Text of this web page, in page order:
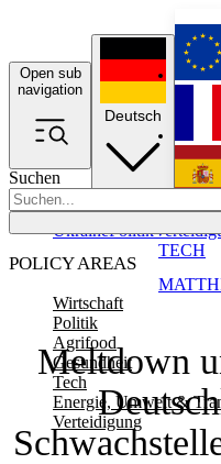
Open sub
navigation
Suchen
POLICY AREAS
Wirtschaft
Politik
Agrifood
Gesundheit
Tech
Energie, Umwelt &
Verteidigung
UkrainePolitik
Deutsch
Meltdown
TECH